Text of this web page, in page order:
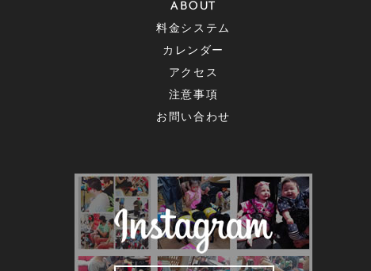
ABOUT
料金システム
カレンダー
アクセス
注意事項
お問い合わせ